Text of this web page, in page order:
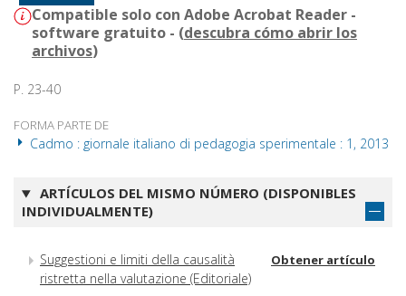
Compatible solo con Adobe Acrobat Reader -
software gratuito - (descubra cómo abrir los
archivos)
P. 23-40
FORMA PARTE DE
Cadmo : giornale italiano di pedagogia sperimentale : 1, 2013
ARTÍCULOS DEL MISMO NÚMERO (DISPONIBLES
INDIVIDUALMENTE)
Suggestioni e limiti della causalità
ristretta nella valutazione (Editoriale)
Obtener artículo